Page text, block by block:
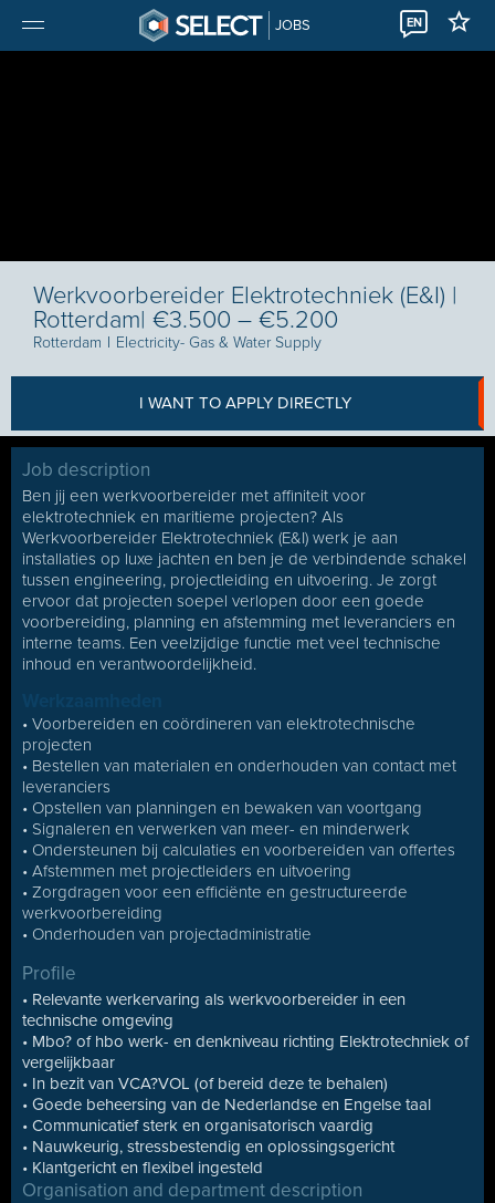
JOBS EN
Werkvoorbereider Elektrotechniek (E&I) |
Rotterdam| €3.500 – €5.200
Rotterdam I Electricity- Gas & Water Supply
I WANT TO APPLY DIRECTLY
Job description
Ben jij een werkvoorbereider met affiniteit voor
elektrotechniek en maritieme projecten? Als
Werkvoorbereider Elektrotechniek (E&I) werk je aan
installaties op luxe jachten en ben je de verbindende schakel
tussen engineering, projectleiding en uitvoering. Je zorgt
ervoor dat projecten soepel verlopen door een goede
voorbereiding, planning en afstemming met leveranciers en
interne teams. Een veelzijdige functie met veel technische
inhoud en verantwoordelijkheid.
• Voorbereiden en coördineren van elektrotechnische
projecten
• Bestellen van materialen en onderhouden van contact met
leveranciers
• Opstellen van planningen en bewaken van voortgang
• Signaleren en verwerken van meer- en minderwerk
• Ondersteunen bij calculaties en voorbereiden van offertes
• Afstemmen met projectleiders en uitvoering
• Zorgdragen voor een efficiënte en gestructureerde
werkvoorbereiding
• Onderhouden van projectadministratie
Profile
• Relevante werkervaring als werkvoorbereider in een
technische omgeving
• Mbo? of hbo werk- en denkniveau richting Elektrotechniek of
vergelijkbaar
• In bezit van VCA?VOL (of bereid deze te behalen)
• Goede beheersing van de Nederlandse en Engelse taal
• Communicatief sterk en organisatorisch vaardig
• Nauwkeurig, stressbestendig en oplossingsgericht
• Klantgericht en flexibel ingesteld
Organisation and department description